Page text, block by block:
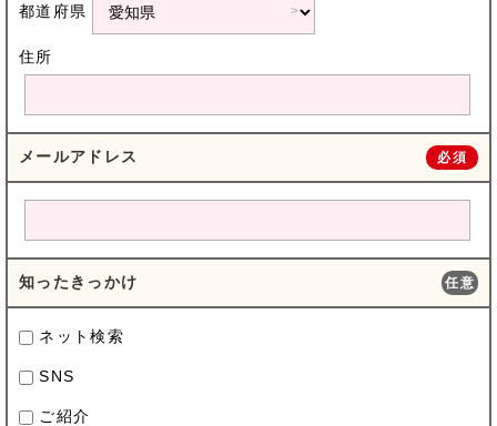
都道府県
住所
メールアドレス 必須
知ったきっかけ 任意
ネット検索
SNS
ご紹介